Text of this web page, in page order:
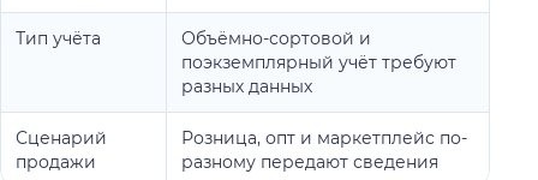
Тип учёта
Объёмно-сортовой и
поэкземплярный учёт требуют
разных данных
Сценарий
продажи
Розница, опт и маркетплейс по-
разному передают сведения